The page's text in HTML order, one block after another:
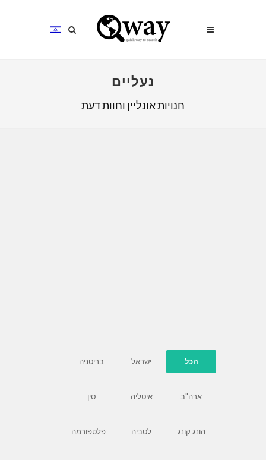
נעליים
חנויות אונליין וחוות דעת
הכל ישראל בריטניה
ארה"ב איטליה סין
הונג קונג לטביה פלטפורמה